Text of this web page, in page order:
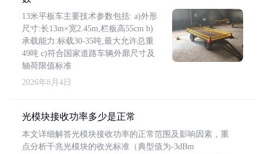
13米平板车主要技术参数包括: a)外形
尺寸:长13m×宽2.45m,栏板高55cm b)
承载能力:标载30-35吨,最大允许总重
49吨 c)符合国家道路车辆外廓尺寸及
轴荷限值标准
2026年8月4日
光模块接收功率多少是正常
本文详细解答光模块接收功率的正常范围及影响因素，重
点分析千兆光模块的收光标准（典型值为-3dBm